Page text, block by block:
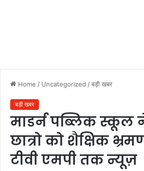
Home / Uncategorized /बड़ी खबर
बड़ी खबर
माडर्न पब्लिक स्कूल
छात्रो को शैक्षिक
टीवी एमपी तक न्यूज़